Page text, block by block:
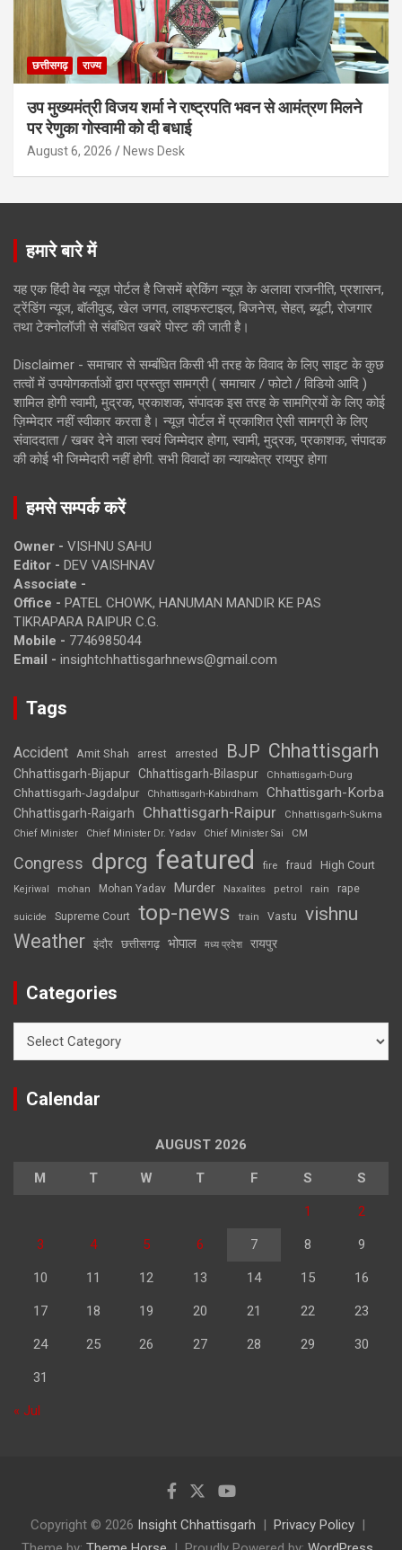
छत्तीसगढ़ राज्य
उप मुख्यमंत्री विजय शर्मा ने राष्ट्रपति भवन से आमंत्रण मिलने
पर रेणुका गोस्वामी को दी बधाई
August 6, 2026 News Desk
हमारे बारे में
यह एक हिंदी वेब न्यूज़ पोर्टल है जिसमें ब्रेकिंग न्यूज़ के अलावा राजनीति, प्रशासन,
ट्रेंडिंग न्यूज, बॉलीवुड, खेल जगत, लाइफस्टाइल, बिजनेस, सेहत, ब्यूटी, रोजगार
तथा टेक्नोलॉजी से संबंधित खबरें पोस्ट की जाती है।
Disclaimer - समाचार से सम्बंधित किसी भी तरह के विवाद के लिए साइट के कुछ
तत्वों में उपयोगकर्ताओं द्वारा प्रस्तुत सामग्री ( समाचार / फोटो / विडियो आदि )
शामिल होगी स्वामी, मुद्रक, प्रकाशक, संपादक इस तरह के सामग्रियों के लिए कोई
ज़िम्मेदार नहीं स्वीकार करता है। न्यूज़ पोर्टल में प्रकाशित ऐसी सामग्री के लिए
संवाददाता / खबर देने वाला स्वयं जिम्मेदार होगा, स्वामी, मुद्रक, प्रकाशक, संपादक
की कोई भी जिम्मेदारी नहीं होगी. सभी विवादों का न्यायक्षेत्र रायपुर होगा
हमसे सम्पर्क करें
Owner - VISHNU SAHU
Editor - DEV VAISHNAV
Associate -
Office - PATEL CHOWK, HANUMAN MANDIR KE PAS
TIKRAPARA RAIPUR C.G.
Mobile - 7746985044
Email - insightchhattisgarhnews@gmail.com
Tags
Accident Amit Shah arrest arrested BJP Chhattisgarh
Chhattisgarh-Bijapur Chhattisgarh-Bilaspur Chhattisgarh-Durg
Chhattisgarh-Jagdalpur Chhattisgarh-Kabirdham Chhattisgarh-Korba
Chhattisgarh-Raigarh Chhattisgarh-Raipur
Chhattisgarh-Sukma
Chief Minister
Chief Minister Dr. Yadav Chief Minister Sai CM
Congress dprcg featured fire fraud High Court
Kejriwal mohan Mohan Yadav Murder Naxalites petrol rain rape
suicide Supreme Court top-news train Vastu vishnu
Weather इंदौर छत्तीसगढ़ भोपाल मध्य प्रदेश रायपुर
Categories
Calendar
AUGUST 2026
M T W T F S S
1 2
3 4 5 6 7 8 9
10 11 12 13 14 15 16
17 18 19 20 21 22 23
24 25 26 27 28 29 30
31
« Jul
Copyright © 2026 Insight Chhattisgarh
Privacy Policy